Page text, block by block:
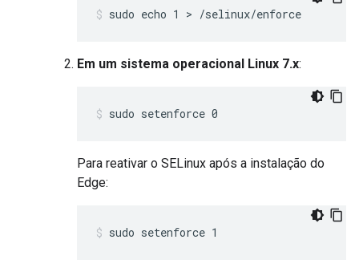
sudo echo 1 > /selinux/enforce
Em um sistema operacional Linux 7.x:
sudo setenforce 0
Para reativar o SELinux após a instalação do
Edge:
sudo setenforce 1